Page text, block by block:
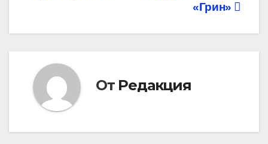
«Грин»
От Редакция